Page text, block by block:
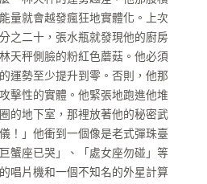
量就會越發瘋狂地實體化。上次
之二十，張水瓶就發現他的廚房
天秤側臉的粉紅色蘑菇。他必須
運勢至少提升到零。否則，他那
擊性的實體。他緊張地跑進他堆
的地下室，那裡放著他的秘密武
！」他衝到一個像是老式彈珠臺
蟹座已哭」、「處女座勿碰」等
唱片機和一個不知名的外星計算